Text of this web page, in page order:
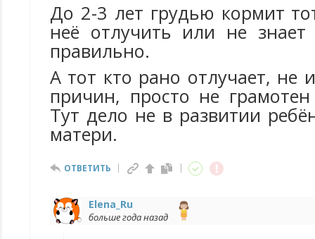
До 2-3 лет грудью кормит
неё отлучить или не знает
правильно.
А тот кто рано отлучает, не
причин, просто не
Тут дело не в развитии
матери.
ОТВЕТИТЬ
Elena_Ru
больше года назад